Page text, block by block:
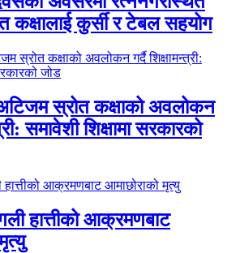
कक्षालाई कुर्सी र टेबल सहयोग
स्रोत कक्षाको अवलोकन
समावेशी शिक्षामा सरकारको
हात्तीको आक्रमणबाट